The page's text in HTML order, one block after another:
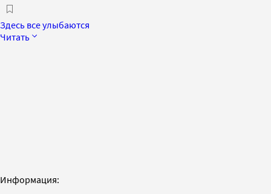
Здесь все улыбаются
Читать
Информация: